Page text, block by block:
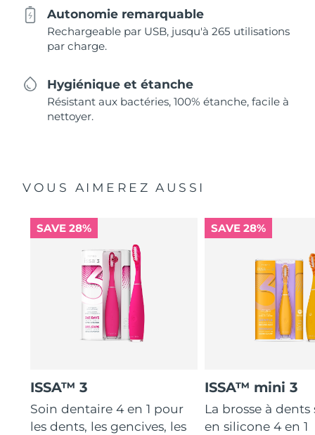
Autonomie remarquable
Rechargeable par USB, jusqu'à 265 utilisations
par charge.
Hygiénique et étanche
Résistant aux bactéries, 100% étanche, facile à
nettoyer.
VOUS AIMEREZ AUSSI
SAVE 28%
ISSA™ 3
Soin dentaire 4 en 1 pour
les dents, les gencives, les
SAVE 28%
ISSA™ mini 3
La brosse à
en silicone 4 en 1